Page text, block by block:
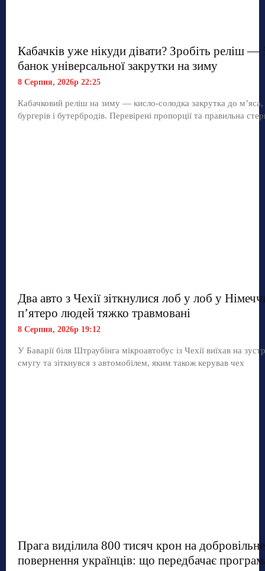
Кабачків уже нікуди дівати? Зробіть реліш —
банок універсальної закрутки на зиму
8 Серпня, 2026р 22:25
Кабачковий реліш на зиму — кисло-солодка закрутка до м’яса,
бургерів і бутербродів. Перевірені пропорції та правильна
Два авто з Чехії зіткнулися лоб у лоб у
п’ятеро людей тяжко травмовані
8 Серпня, 2026р 19:12
У Баварії біля Штраубінга мікроавтобус із Чехії виїхав на
смугу та зіткнувся з автомобілем, яким також керував чех
Прага виділила 800 тисяч крон на добровільне
повернення українців: що передбачає